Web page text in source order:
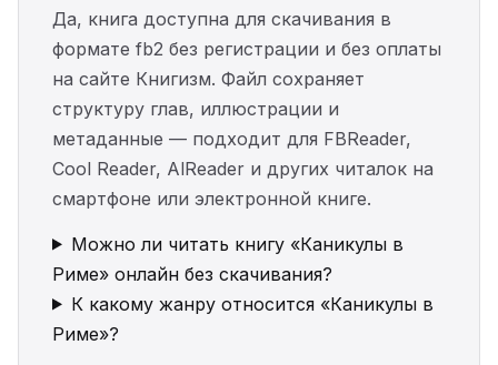
Да, книга доступна для скачивания в
формате fb2 без регистрации и без оплаты
на сайте Книгизм. Файл сохраняет
структуру глав, иллюстрации и
метаданные — подходит для FBReader,
Cool Reader, AlReader и других читалок на
смартфоне или электронной книге.
Можно ли читать книгу «Каникулы в
Риме» онлайн без скачивания?
К какому жанру относится «Каникулы в
Риме»?